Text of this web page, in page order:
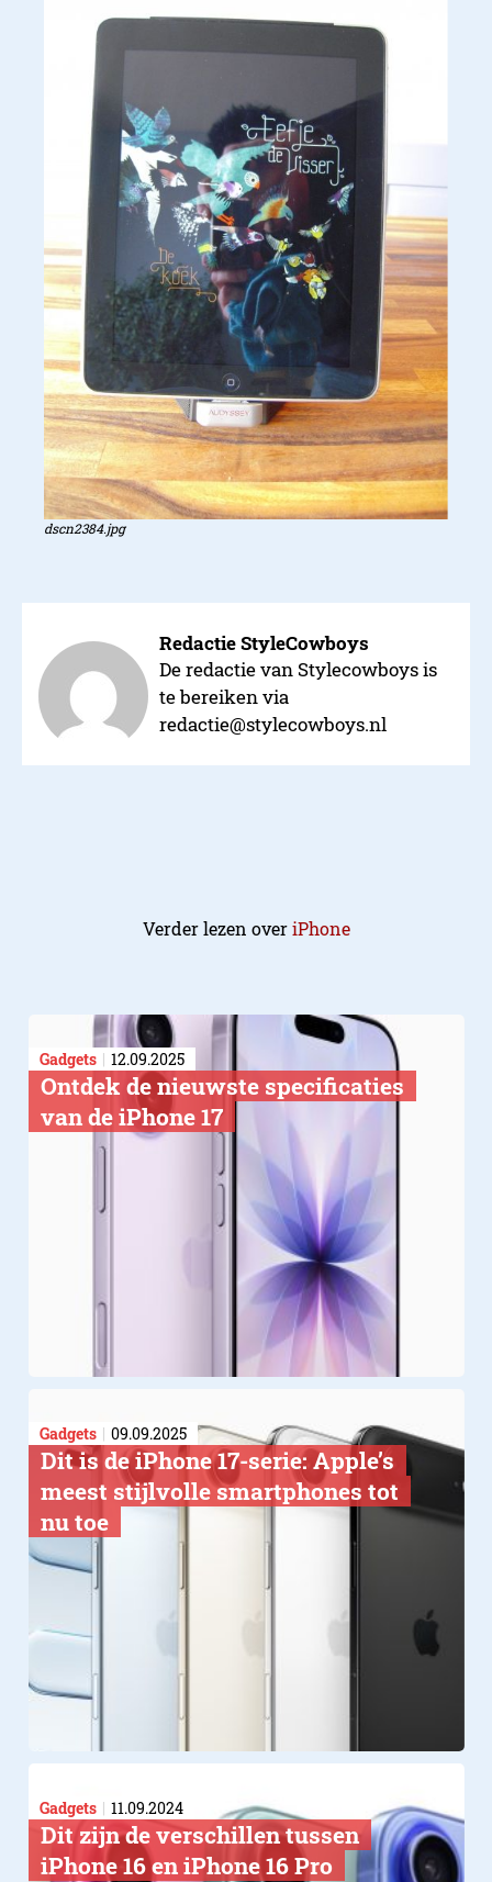
dscn2384.jpg
Redactie StyleCowboys
De redactie van Stylecowboys is
te bereiken via
redactie@stylecowboys.nl
Verder lezen overiPhone
Gadgets 12.09.2025
Ontdek de nieuwste specificaties
van de iPhone 17
Gadgets 09.09.2025
Dit is de iPhone 17-serie: Apple’s
meest stijlvolle smartphones tot
nu toe
Gadgets 11.09.2024
Dit zijn de verschillen tussen
iPhone 16 en iPhone 16 Pro